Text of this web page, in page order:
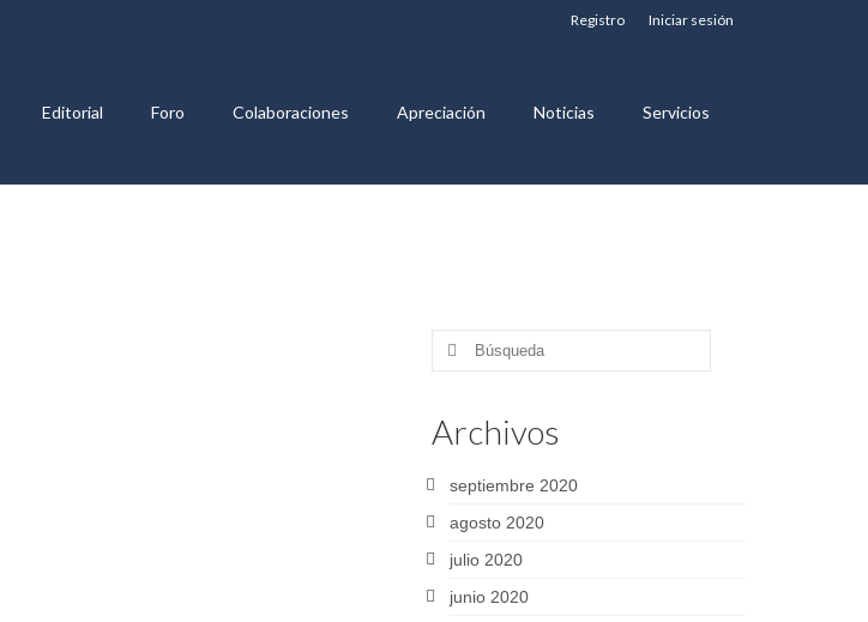
Registro Iniciar sesión
Editorial Foro Colaboraciones Apreciación Noticias Servicios
Buscar
Archivos
septiembre 2020
agosto 2020
julio 2020
junio 2020